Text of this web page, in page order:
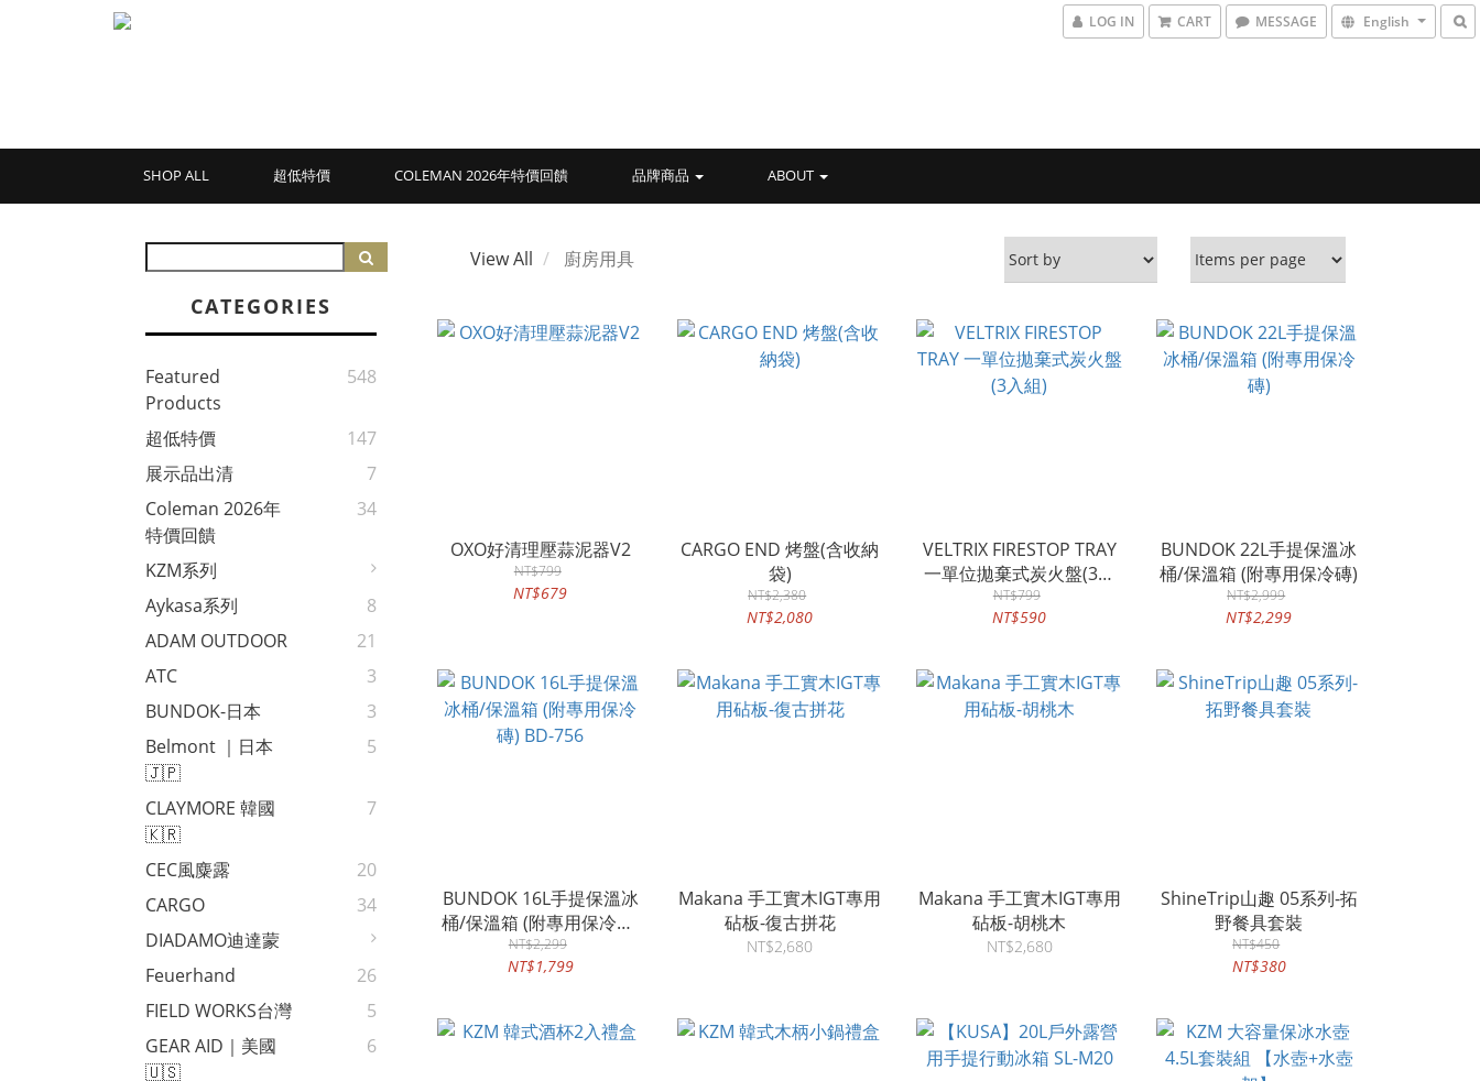
LOG IN CART MESSAGE English
SHOP ALL 超低特價 COLEMAN 2026年特價回饋 品牌商品 ABOUT
CATEGORIES
Featured
Products
548
超低特價
147
展示品出清
7
Coleman 2026年
特價回饋
34
KZM系列
Aykasa系列
8
ADAM OUTDOOR
21
ATC
3
BUNDOK-日本
3
Belmont ｜日本
🇯🇵
5
CLAYMORE 韓國
🇰🇷
7
CEC風麋露
20
CARGO
34
DIADAMO迪達蒙
Feuerhand
26
FIELD WORKS台灣
5
GEAR AID｜美國
🇺🇸
6
View All 廚房用具
OXO好清理壓蒜泥器V2
NT$799
NT$679
CARGO END 烤盤(含收納
袋)
NT$2,380
NT$2,080
VELTRIX FIRESTOP TRAY
一單位拋棄式炭火盤(3入
組)
NT$799
NT$590
BUNDOK 22L手提保溫冰
桶/保溫箱 (附專用保冷磚)
NT$2,999
NT$2,299
BUNDOK 16L手提保溫冰
桶/保溫箱 (附專用保冷磚)
BD-756
NT$2,299
NT$1,799
Makana 手工實木IGT專用
砧板-復古拼花
NT$2,680
Makana 手工實木IGT專用
砧板-胡桃木
NT$2,680
ShineTrip山趣 05系列-拓
野餐具套裝
NT$450
NT$380